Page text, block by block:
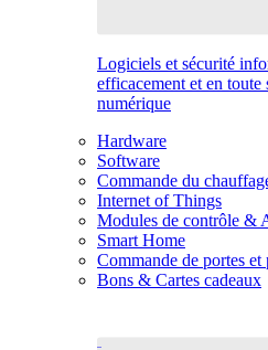
Logiciels et sécurité
efficacement et en toute
numérique
Hardware
Software
Commande du
Internet of Things
Modules de contrôle &
Smart Home
Commande de portes et
Bons & Cartes cadeaux